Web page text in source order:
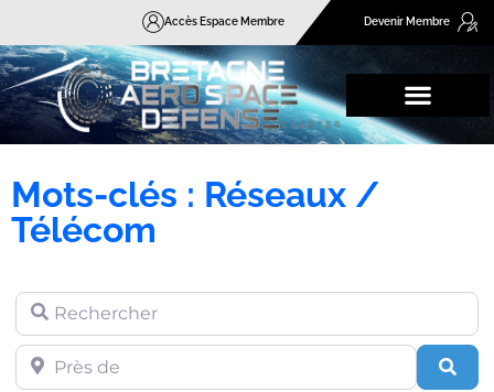
Accès Espace Membre Devenir Membre
Mots-clés : Réseaux /
Télécom
Rechercher
Près de